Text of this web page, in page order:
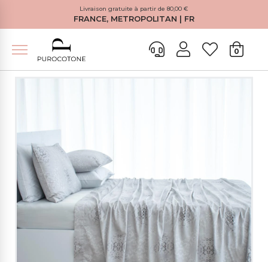
Livraison gratuite à partir de 80,00 €
FRANCE, METROPOLITAN | FR
0